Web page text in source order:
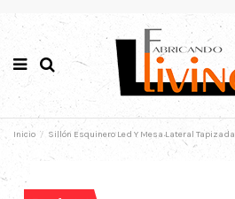
Inicio Sillón Esquinero Led Y Mesa Lateral Tapizada